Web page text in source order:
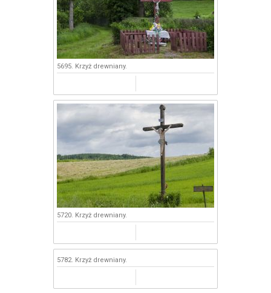
5695. Krzyż drewniany.
5720. Krzyż drewniany.
5782. Krzyż drewniany.